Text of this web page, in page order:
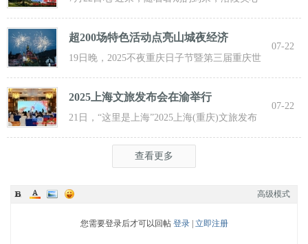
红酒小镇迎来了大批游客前来打卡，
超200场特色活动点亮山城夜经济
19日晚，2025不夜重庆日子节暨第三届重庆世
界啤酒文化节发动活动在重庆市九龙坡
07-22
2025上海文旅发布会在渝举行
21日，“这里是上海”2025上海(重庆)文旅发布
会在渝举行，全方位展示上海文旅
07-22
查看更多
高级模式
您需要登录后才可以回帖 登录| 立即注册